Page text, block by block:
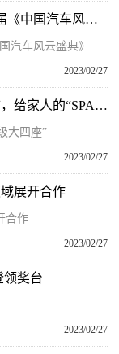
B+级智慧豪华轿车全新红旗H5入围第三届《中国汽车风云盛典》
汽车风云盛典》
2023/02/27
世界速递！五菱凯捷混动铂金版正式上市，给家人的“SPA级大四座”
大四座”
2023/02/27
展开合作
合作
2023/02/27
领奖台
2023/02/27